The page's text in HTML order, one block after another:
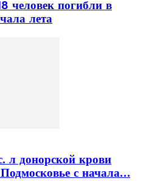
человек погибли в
лета
л донорской крови
с начала…